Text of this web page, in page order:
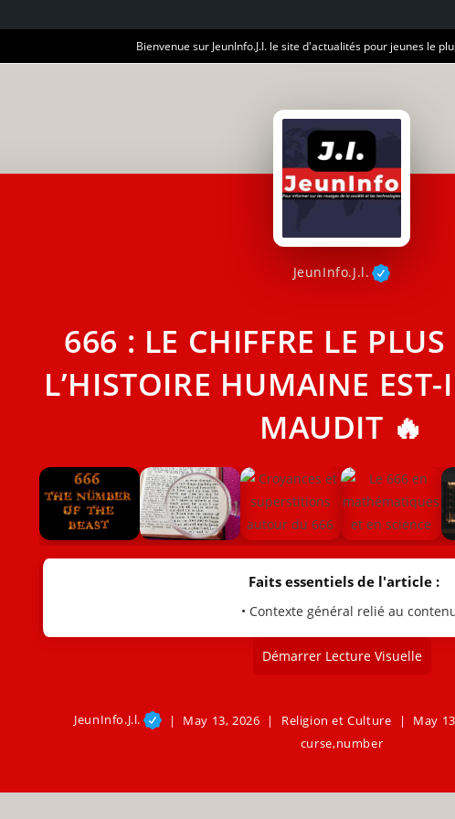
Bienvenue sur JeunInfo.J.I. le site d'actualités pour jeunes le
JeunInfo.J.l.
666 : LE CHIFFRE LE
L’HISTOIRE HUMAINE
MAUDIT 🔥
Faits essentiels de l'article :
• Contexte général relié au
Démarrer Lecture Visuelle
JeunInfo.J.l. May 13, 2026 Religion et Culture May
curse,number